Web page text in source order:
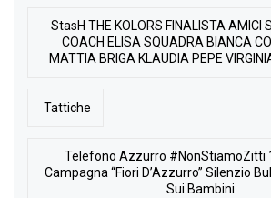
StasH THE KOLORS FINALISTA AMICI
COACH ELISA SQUADRA BIANCA
MATTIA BRIGA KLAUDIA PEPE
Tattiche
Telefono Azzurro #NonStiamoZitti
Campagna “Fiori D’Azzurro” Silenzio
Sui Bambini